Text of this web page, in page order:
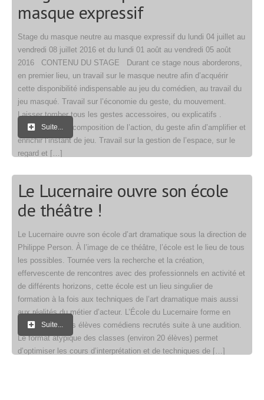
masque expressif
Stage du masque neutre au masque expressif du lundi 04 juillet au
vendredi 08 juillet 2016 et du lundi 01 août au vendredi 05 août
2016 CONTENU DU STAGE Durant ce stage nous aborderons,
en premier lieu, un travail sur le masque neutre afin d’acquérir
cette disponibilité indispensable au jeu du comédien, au travail du
jeu masqué. Travail sur l’économie du geste, du mouvement.
Laisser tomber tous les gestes accessoires, ou explicatifs .
Travail sur la décomposition de l’action, du geste afin d’amplifier et
enrichir l’instant de jeu. Travail sur la gestion de l’espace, sur le
regard et […]
Suite...
Le Lucernaire ouvre son école
de théâtre !
Le Lucernaire ouvre son école d’art dramatique sous la direction de
Philippe Person. À l’image de ce théâtre, l’école est le lieu de tous
les possibles. Tournée vers la recherche et la création,
effervescente de rencontres avec des professionnels en activité et
de différents horizons, cette école est un lieu singulier de
formation à la fois aux techniques de l’art dramatique mais aussi
aux réalités du métier d’acteur. L’École du Lucernaire forme en
deux années des élèves comédiens recrutés suite à une audition.
Le format atypique des classes (environ 20 élèves) permet
d’optimiser les cours d’interprétation et de techniques de […]
Suite...